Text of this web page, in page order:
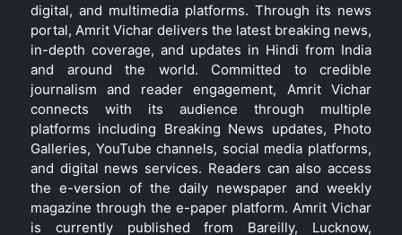
digital, and multimedia platforms. Through its news
portal, Amrit Vichar delivers the latest breaking news,
in-depth coverage, and updates in Hindi from India
and around the world. Committed to credible
journalism and reader engagement, Amrit Vichar
connects with its audience through multiple
platforms including Breaking News updates, Photo
Galleries, YouTube channels, social media platforms,
and digital news services. Readers can also access
the e-version of the daily newspaper and weekly
magazine through the e-paper platform. Amrit Vichar
is currently published from Bareilly, Lucknow,